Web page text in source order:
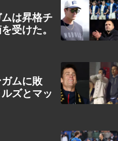
は昇格チ
受けた。
ムに敗
ズとマッ